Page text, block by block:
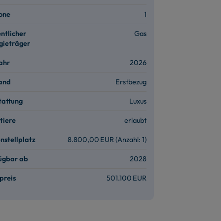
1
Gas
2026
Erstbezug
Luxus
erlaubt
8.800,00 EUR (Anzahl: 1)
ab 2028
501.100 EUR